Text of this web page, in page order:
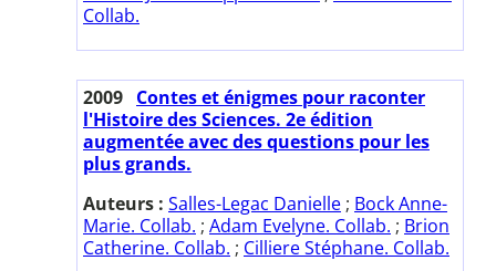
Collab.
2009 Contes et énigmes pour raconter
l'Histoire des Sciences. 2e édition
augmentée avec des questions pour les
plus grands.
Auteurs : Salles-Legac Danielle ; Bock Anne-
Marie. Collab. ; Adam Evelyne. Collab. ; Brion
Catherine. Collab. ; Cilliere Stéphane. Collab.